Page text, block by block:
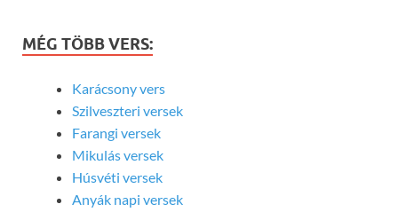
MÉG TÖBB VERS:
Karácsony vers
Szilveszteri versek
Farangi versek
Mikulás versek
Húsvéti versek
Anyák napi versek